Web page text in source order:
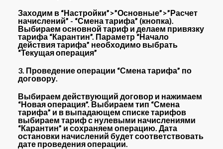
Заходим в “Настройки”>”Основные”>”Расчет
начислений” - “Смена тарифа” (кнопка).
Выбираем основной тариф и делаем привязку
тарифа “Карантин”. Параметр “Начало
действия тарифа” необходимо выбрать
“Текущая операция”
3. Проведение операции “Смена тарифа” по
договору.
Выбираем действующий договор и нажимаем
“Новая операция”. Выбираем тип “Смена
тарифа” и в выпадающем списке тарифов
выбираем тариф с нулевыми начислениями
“Карантин” и сохраняем операцию. Дата
остановки начислений будет соответствовать
дате проведения операции.